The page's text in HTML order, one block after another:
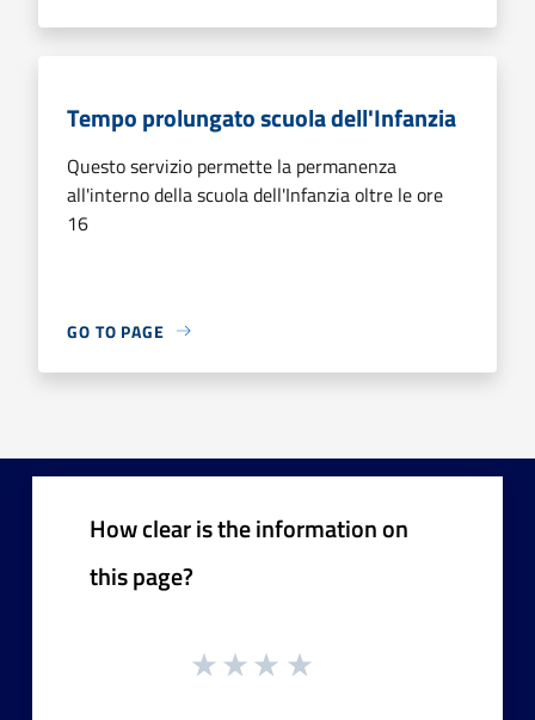
Tempo prolungato scuola dell'Infanzia
Questo servizio permette la permanenza
all'interno della scuola dell'Infanzia oltre le ore
16
GO TO PAGE
How clear is the information on
this page?